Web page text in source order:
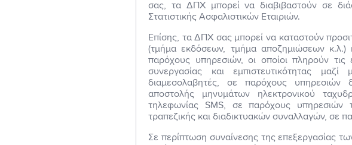
σας, τα ΔΠΧ μπορεί να διαβιβαστούν σε
Στατιστικής Ασφαλιστικών Εταιριών.
Επίσης, τα ΔΠΧ σας μπορεί να καταστούν
(τμήμα εκδόσεων, τμήμα αποζημιώσεων κ.λ.)
παρόχους υπηρεσιών, οι οποίοι πληρούν
συνεργασίας και εμπιστευτικότητας
διαμεσολαβητές, σε παρόχους υπηρεσιών
αποστολής μηνυμάτων ηλεκτρονικού
τηλεφωνίας SMS, σε παρόχους υπηρεσιών
τραπεζικής και διαδικτυακών συναλλαγών,
Σε περίπτωση συναίνεσης της επεξεργασίας